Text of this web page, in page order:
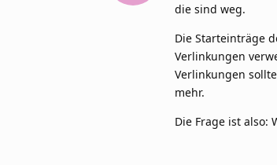
die sind weg.
Die Starteinträge
Verlinkungen
Verlinkungen
mehr.
Die Frage ist also: